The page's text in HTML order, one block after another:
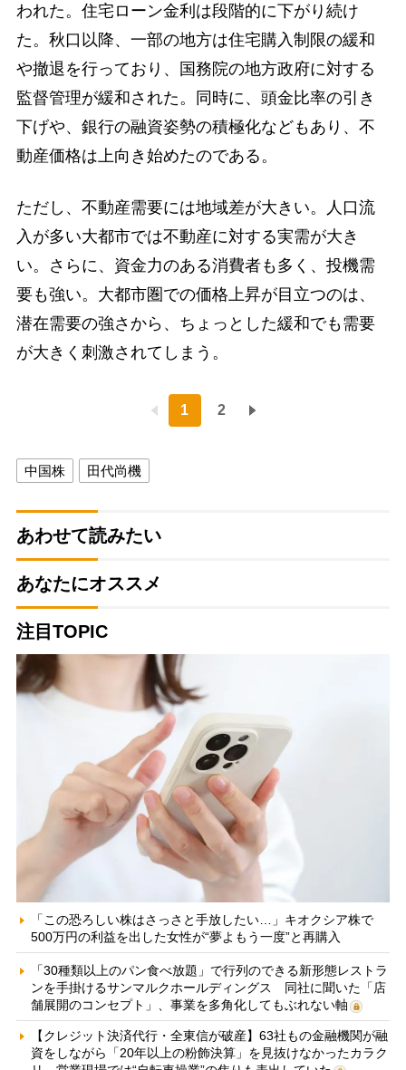
われた。住宅ローン金利は段階的に下がり続け
た。秋口以降、一部の地方は住宅購入制限の緩和
や撤退を行っており、国務院の地方政府に対する
監督管理が緩和された。同時に、頭金比率の引き
下げや、銀行の融資姿勢の積極化などもあり、不
動産価格は上向き始めたのである。
ただし、不動産需要には地域差が大きい。人口流
入が多い大都市では不動産に対する実需が大き
い。さらに、資金力のある消費者も多く、投機需
要も強い。大都市圏での価格上昇が目立つのは、
潜在需要の強さから、ちょっとした緩和でも需要
が大きく刺激されてしまう。
1 2
中国株 田代尚機
あわせて読みたい
あなたにオススメ
注目TOPIC
「この恐ろしい株はさっさと手放したい…」キオクシア株で
500万円の利益を出した女性が“夢よもう一度”と再購入
「30種類以上のパン食べ放題」で行列のできる新形態レストラ
ンを手掛けるサンマルクホールディングス 同社に聞いた「店
舗展開のコンセプト」、事業を多角化してもぶれない軸
【クレジット決済代行・全東信が破産】63社もの金融機関が融
資をしながら「20年以上の粉飾決算」を見抜けなかったカラク